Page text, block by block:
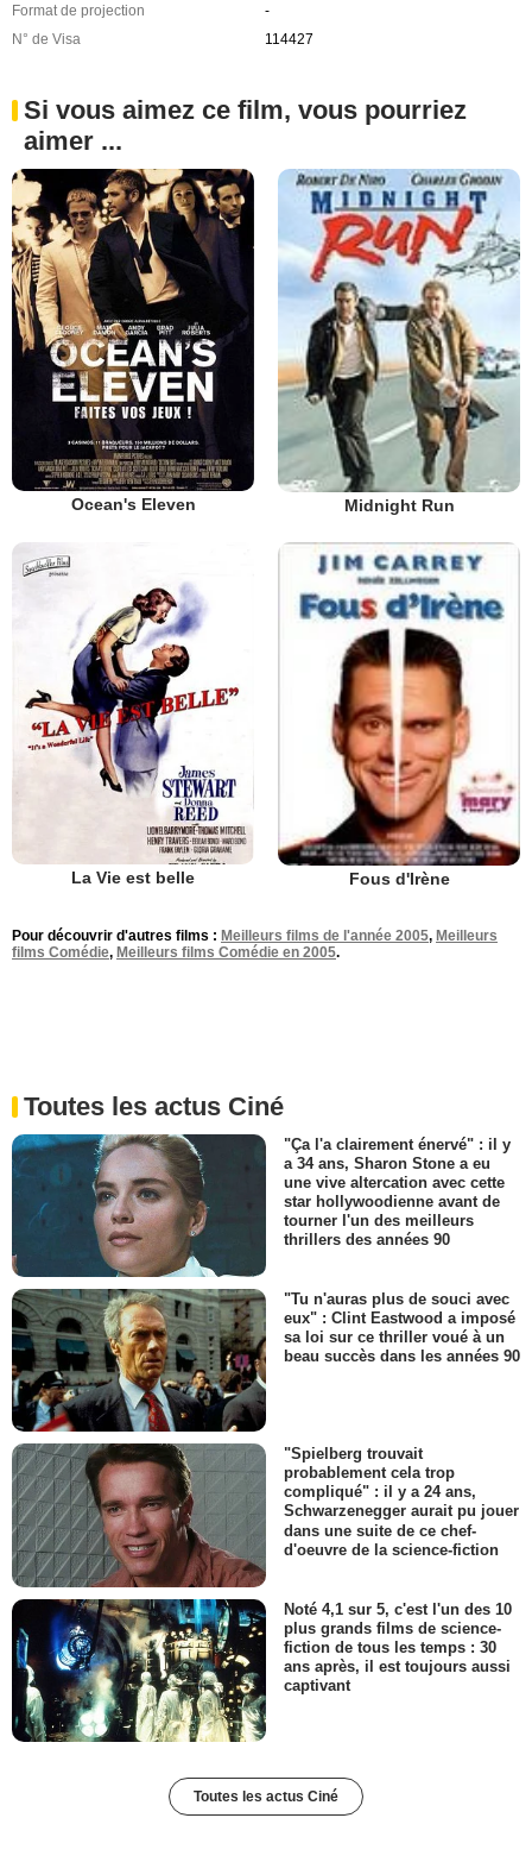
Format de projection
-
N° de Visa
114427
Si vous aimez ce film, vous pourriez
aimer ...
Ocean's Eleven Midnight Run
La Vie est belle Fous d'Irène
Pour découvrir d'autres films : Meilleurs films de l'année 2005, Meilleurs
films Comédie, Meilleurs films Comédie en 2005.
Toutes les actus Ciné
"Ça l'a clairement énervé" : il y
a 34 ans, Sharon Stone a eu
une vive altercation avec cette
star hollywoodienne avant de
tourner l'un des meilleurs
thrillers des années 90
"Tu n'auras plus de souci avec
eux" : Clint Eastwood a imposé
sa loi sur ce thriller voué à un
beau succès dans les années 90
"Spielberg trouvait
probablement cela trop
compliqué" : il y a 24 ans,
Schwarzenegger aurait pu jouer
dans une suite de ce chef-
d'oeuvre de la science-fiction
Noté 4,1 sur 5, c'est l'un des 10
plus grands films de science-
fiction de tous les temps : 30
ans après, il est toujours aussi
captivant
Toutes les actus Ciné